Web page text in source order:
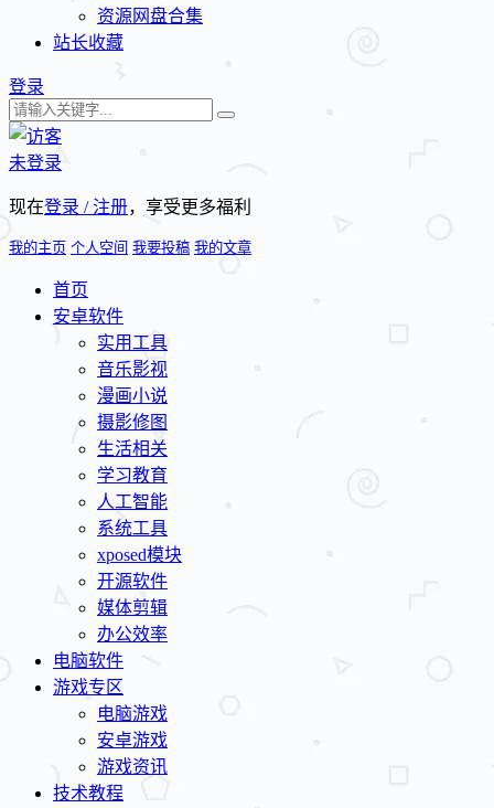
资源网盘合集
站长收藏
登录
未登录
现在登录 / 注册，享受更多福利
我的主页 个人空间 我要投稿 我的文章
首页
安卓软件
实用工具
音乐影视
漫画小说
摄影修图
生活相关
学习教育
人工智能
系统工具
xposed模块
开源软件
媒体剪辑
办公效率
电脑软件
游戏专区
电脑游戏
安卓游戏
游戏资讯
技术教程